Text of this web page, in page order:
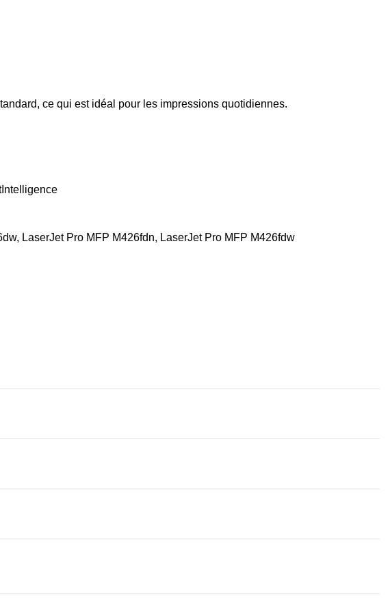
ce qui est idéal pour les impressions quotidiennes.
LaserJet Pro MFP M426fdn, LaserJet Pro MFP M426fdw